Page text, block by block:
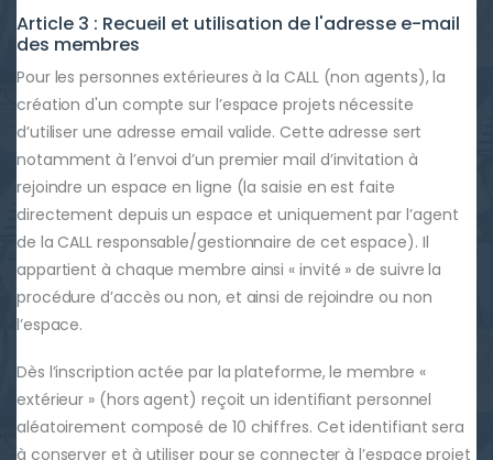
Article 3 : Recueil et utilisation de l'adresse e-mail
des membres
Pour les personnes extérieures à la CALL (non agents), la
création d'un compte sur l’espace projets nécessite
d’utiliser une adresse email valide. Cette adresse sert
notamment à l’envoi d’un premier mail d’invitation à
rejoindre un espace en ligne (la saisie en est faite
directement depuis un espace et uniquement par l’agent
de la CALL responsable/gestionnaire de cet espace). Il
appartient à chaque membre ainsi « invité » de suivre la
procédure d’accès ou non, et ainsi de rejoindre ou non
l’espace.
Dès l’inscription actée par la plateforme, le membre «
extérieur » (hors agent) reçoit un identifiant personnel
aléatoirement composé de 10 chiffres. Cet identifiant sera
à conserver et à utiliser pour se connecter à l’espace projet